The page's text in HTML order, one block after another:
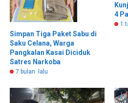
Simpan Tiga Paket Sabu di
Saku Celana, Warga
Pangkalan Kasai Diciduk
Satres Narkoba
7 bulan lalu
4
1